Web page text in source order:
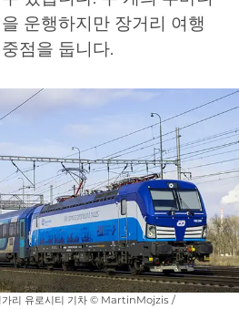
운행하지만 장거리 여행
점을 둡니다.
가리 유로시티 기차 © MartinMojzis /